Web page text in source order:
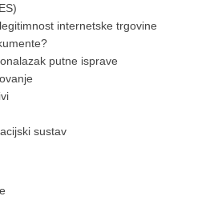
internetske trgovine
putne isprave
sustav